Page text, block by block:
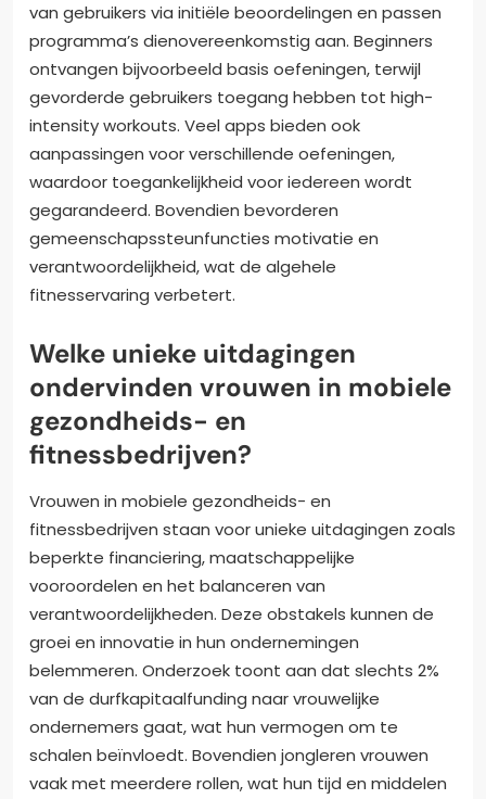
van gebruikers via initiële beoordelingen en passen
programma’s dienovereenkomstig aan. Beginners
ontvangen bijvoorbeeld basis oefeningen, terwijl
gevorderde gebruikers toegang hebben tot high-
intensity workouts. Veel apps bieden ook
aanpassingen voor verschillende oefeningen,
waardoor toegankelijkheid voor iedereen wordt
gegarandeerd. Bovendien bevorderen
gemeenschapssteunfuncties motivatie en
verantwoordelijkheid, wat de algehele
fitnesservaring verbetert.
Welke unieke uitdagingen
ondervinden vrouwen in mobiele
gezondheids- en
fitnessbedrijven?
Vrouwen in mobiele gezondheids- en
fitnessbedrijven staan voor unieke uitdagingen zoals
beperkte financiering, maatschappelijke
vooroordelen en het balanceren van
verantwoordelijkheden. Deze obstakels kunnen de
groei en innovatie in hun ondernemingen
belemmeren. Onderzoek toont aan dat slechts 2%
van de durfkapitaalfunding naar vrouwelijke
ondernemers gaat, wat hun vermogen om te
schalen beïnvloedt. Bovendien jongleren vrouwen
vaak met meerdere rollen, wat hun tijd en middelen